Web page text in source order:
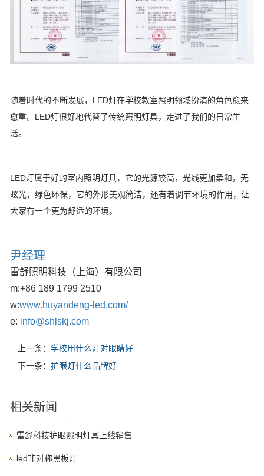
随着时代的不断发展，LED灯在学校教室照明领域扮演的角色愈来
愈重。LED灯很好地代替了传统照明灯具，走进了我们的日常生
活。
LED灯属于好的室内照明灯具，它的光源较高，光线更加柔和，无
眩光，绿色环保，它的外形美观简洁，还有着调节环境的作用，让
大家有一个更为舒适的环境。
尹经理
雷舒照明科技（上海）有限公司
m:+86 189 1799 2510
w:www.huyandeng-led.com/
e: info@shlskj.com
上一条： 学校用什么灯对眼睛好
下一条： 护眼灯什么品牌好
相关新闻
雷舒科技护眼照明灯具上线销售
led非对称黑板灯